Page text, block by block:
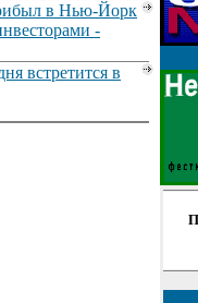
в Нью-Йорк
-
встретится в